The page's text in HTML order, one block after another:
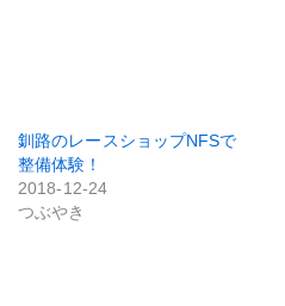
釧路のレースショップNFSで
整備体験！
2018-12-24
つぶやき